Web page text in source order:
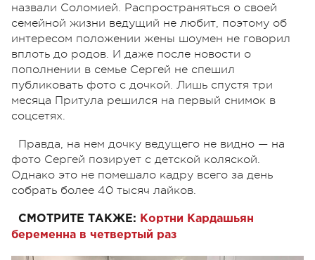
назвали Соломией. Распространяться о своей
семейной жизни ведущий не любит, поэтому об
интересом положении жены шоумен не говорил
вплоть до родов. И даже после новости о
пополнении в семье Сергей не спешил
публиковать фото с дочкой. Лишь спустя три
месяца Притула решился на первый снимок в
соцсетях.
Правда, на нем дочку ведущего не видно — на
фото Сергей позирует с детской коляской.
Однако это не помешало кадру всего за день
собрать более 40 тысяч лайков.
СМОТРИТЕ ТАКЖЕ: Кортни Кардашьян
беременна в четвертый раз